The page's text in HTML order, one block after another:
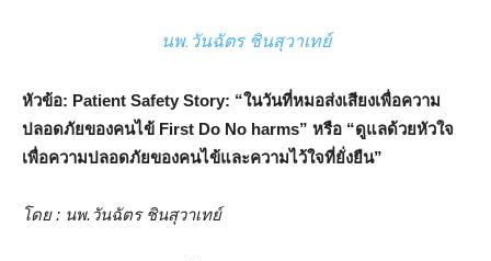
นพ.วันฉัตร ชินสุวาเทย์
หัวข้อ: Patient Safety Story: “ในวันที่หมอส่งเสียงเพื่อความ
ปลอดภัยของคนไข้ First Do No harms” หรือ “ดูแลด้วยหัวใจ
เพื่อความปลอดภัยของคนไข้และความไว้ใจที่ยั่งยืน”
โดย: นพ.วันฉัตร ชินสุวาเทย์